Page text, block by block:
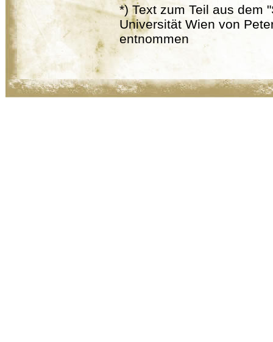
*) Text zum Teil aus dem
Universität Wien von
entnommen